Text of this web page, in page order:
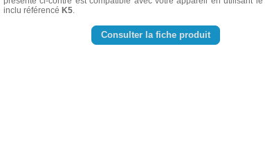
inclu référencé K5.
Consulter la fiche produit